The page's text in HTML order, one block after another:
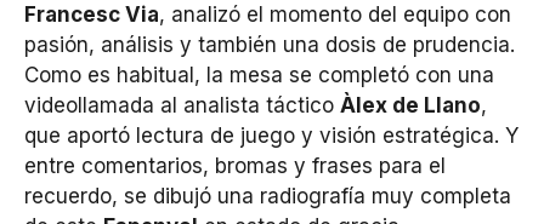
Francesc Via, analizó el momento del equipo con
pasión, análisis y también una dosis de prudencia.
Como es habitual, la mesa se completó con una
videollamada al analista táctico Àlex de Llano,
que aportó lectura de juego y visión estratégica. Y
entre comentarios, bromas y frases para el
recuerdo, se dibujó una radiografía muy completa